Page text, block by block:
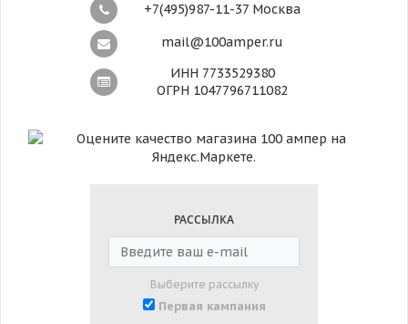
+7(495)987-11-37 Москва
mail@100amper.ru
ИНН 7733529380
ОГРН 1047796711082
РАССЫЛКА
Выберите рассылку
Первая кампания